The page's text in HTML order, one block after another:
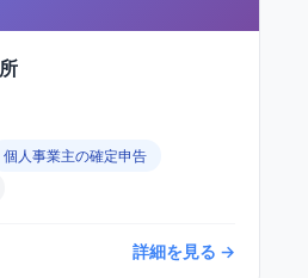
個人事業主の確定申告
詳細を見る →